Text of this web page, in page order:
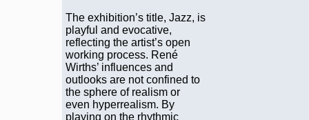
The exhibition’s title, Jazz, is
playful and evocative,
reflecting the artist’s open
working process. René
Wirths’ influences and
outlooks are not confined to
the sphere of realism or
even hyperrealism. By
playing on the rhythmic